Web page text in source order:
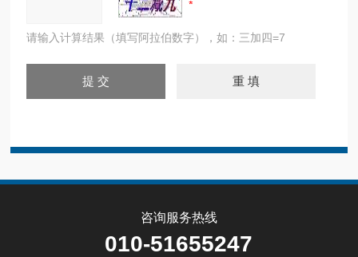
请输入计算结果（填写阿拉伯数字），如：三加四=7
咨询服务热线
010-51655247